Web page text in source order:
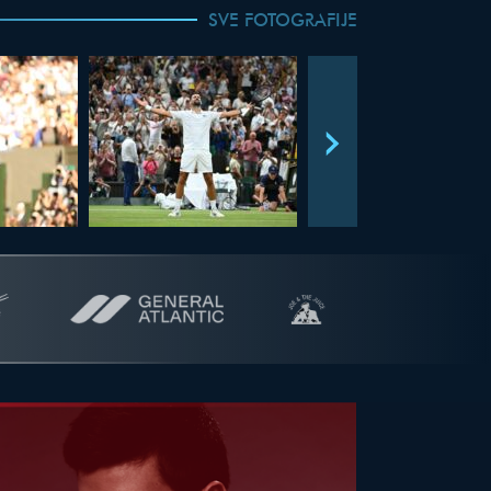
SVE FOTOGRAFIJE